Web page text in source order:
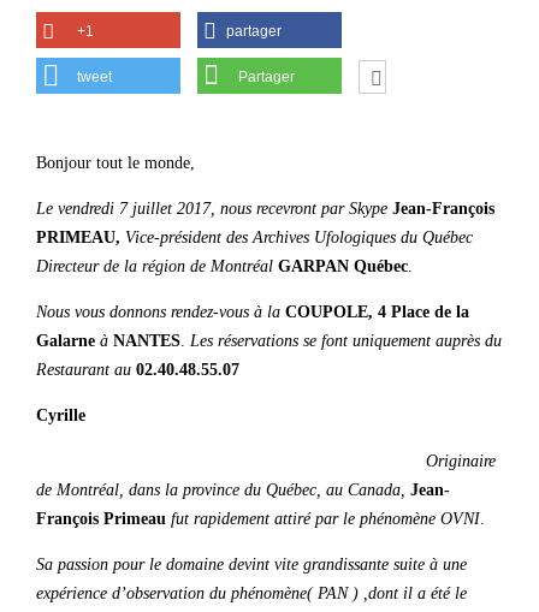
+1 partager
tweet Partager
Bonjour tout le monde,
Le vendredi 7 juillet 2017, nous recevront par Skype Jean-François
PRIMEAU, Vice-président des Archives Ufologiques du Québec
Directeur de la région de Montréal GARPAN Québec.
Nous vous donnons rendez-vous à la COUPOLE, 4 Place de la
Galarne à NANTES. Les réservations se font uniquement auprès du
Restaurant au 02.40.48.55.07
Cyrille
Originaire
de Montréal, dans la province du Québec, au Canada, Jean-
François Primeau fut rapidement attiré par le phénomène OVNI.
Sa passion pour le domaine devint vite grandissante suite à une
expérience d’observation du phénomène( PAN ) ,dont il a été le